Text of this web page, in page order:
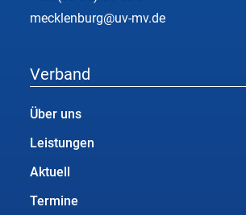
mecklenburg@uv-mv.de
Verband
Über uns
Leistungen
Aktuell
Termine